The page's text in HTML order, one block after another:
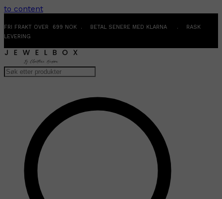
to content
FRI FRAKT OVER 699 NOK . BETAL SENERE MED KLARNA . RASK
LEVERING